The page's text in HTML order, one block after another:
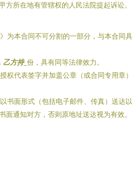
方所在地有管辖权的人民法院提起诉讼。
为本合同不可分割的一部分，与本合同
乙方持_份，具有同等法律效力。
权代表签字并加盖公章（或合同专用章
书面形式（包括电子邮件、传真）送达
面通知对方，否则原地址送达视为有效。